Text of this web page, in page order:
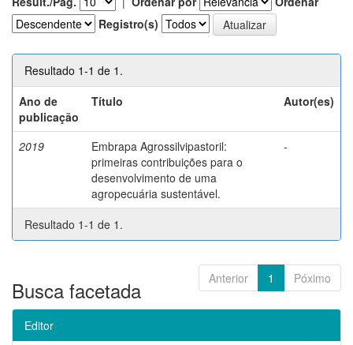
Registro(s)
Resultado 1-1 de 1.
Ano de
publicação
Título Autor(es)
2019
Embrapa Agrossilvipastoril:
primeiras contribuições para o
desenvolvimento de uma
agropecuária sustentável.
-
Resultado 1-1 de 1.
Anterior 1 Póximo
Busca facetada
Editor